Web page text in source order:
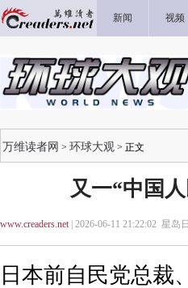
新闻 视频
万维读者网 > 环球大观 > 正文
又一“中国
www.creaders.net| 2026-06-11 21:22:02 星岛
日本前自民党总裁